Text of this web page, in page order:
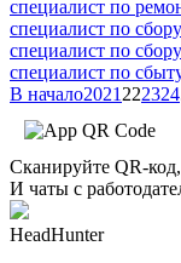
специалист по
специалист по
специалист по
специалист по
В начало2021 222324
Сканируйте QR-
И чаты с
HeadHunter